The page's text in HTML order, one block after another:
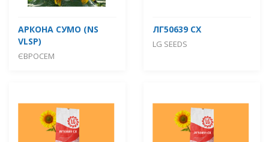
АРКОНА СУМО (NS
VLSP)
ЄВРОСЕМ
ЛГ50639 СХ
LG SEEDS